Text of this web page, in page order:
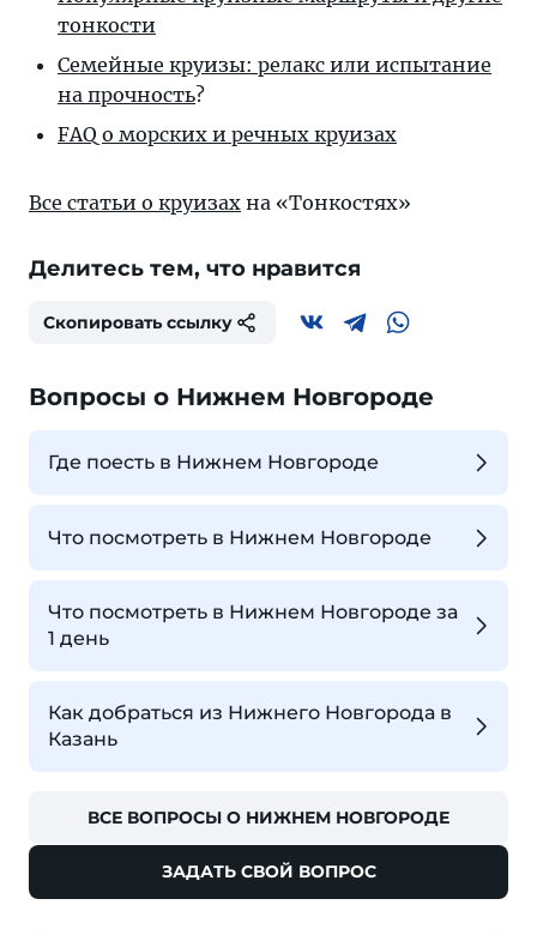
тонкости
Семейные круизы: релакс или испытание
на прочность?
FAQ о морских и речных круизах
Все статьи о круизах на «Тонкостях»
Делитесь тем, что нравится
Скопировать ссылку
Вопросы о Нижнем Новгороде
Где поесть в Нижнем Новгороде
Что посмотреть в Нижнем Новгороде
Что посмотреть в Нижнем Новгороде за
1 день
Как добраться из Нижнего Новгорода в
Казань
ВСЕ ВОПРОСЫ О НИЖНЕМ НОВГОРОДЕ
ЗАДАТЬ СВОЙ ВОПРОС